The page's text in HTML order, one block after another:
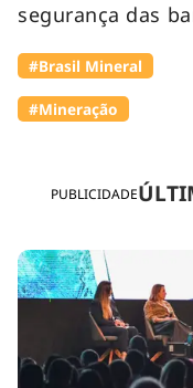
PUBLICIDADE
segurança das
#Brasil Mineral
#Mineração